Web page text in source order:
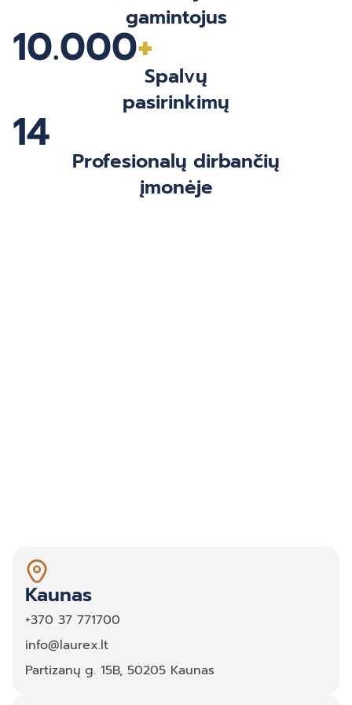
gamintojus
10.000+
Spalvų
pasirinkimų
14
Profesionalų dirbančių
įmonėje
Kaunas
+370 37 771700
info@laurex.lt
Partizanų g. 15B, 50205 Kaunas